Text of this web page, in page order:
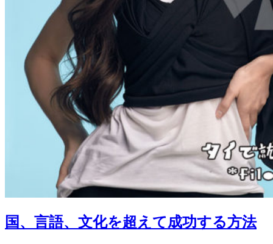
国、言語、文化を超えて成功する方法